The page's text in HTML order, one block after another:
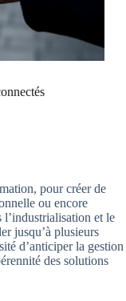
pour créer de
ou encore
et le
jusqu’à plusieurs
d’anticiper la gestion
des solutions